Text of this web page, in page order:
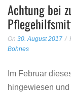
Achtung bei
On 30. August 2017
Bohnes
Im Februar
hingewiesen